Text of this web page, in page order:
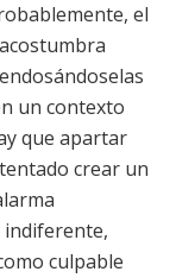
el
un contexto
que apartar
crear un
indiferente,
culpable